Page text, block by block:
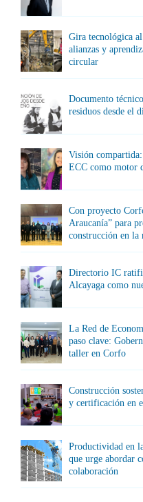
Gira tecnológica
alianzas y
circular
Documento
residuos desde el
Visión
ECC como motor
Con proyecto
Araucanía” para
construcción en la
Directorio IC
Alcayaga como
La Red de
paso clave:
taller en Corfo
Construcción
y certificación en
Productividad en
que urge abordar
colaboración